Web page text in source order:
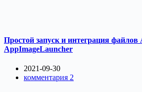
Простой запуск и интеграция
AppImageLauncher
2021-09-30
комментария 2